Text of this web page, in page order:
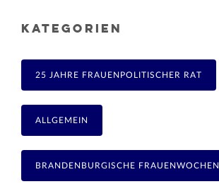
KATEGORIEN
25 JAHRE FRAUENPOLITISCHER RAT
ALLGEMEIN
BRANDENBURGISCHE FRAUENWOCHEN